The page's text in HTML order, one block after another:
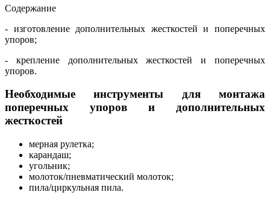
Содержание
- изготовление дополнительных жесткостей и поперечных
упоров;
- крепление дополнительных жесткостей и поперечных
упоров.
Необходимые инструменты для монтажа
поперечных упоров и дополнительных
жесткостей
мерная рулетка;
карандаш;
угольник;
молоток/пневматический молоток;
пила/циркульная пила.